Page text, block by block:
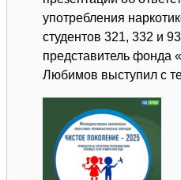
употребления
студентов 321, 332 и
представитель фонда
Любимов выступил с